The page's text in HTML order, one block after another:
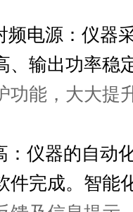
频电源：仪器
、输出功率稳
功能，大大提
：仪器的自动
件完成。智能